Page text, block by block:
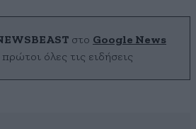
στο Google News
όλες τις ειδήσεις